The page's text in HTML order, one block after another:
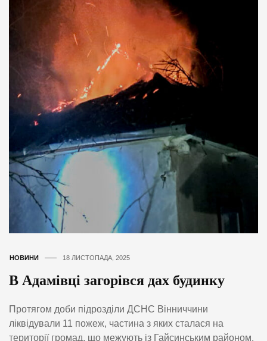
НОВИНИ 18 ЛИСТОПАДА, 2025
В Адамівці загорівся дах будинку
Протягом доби підрозділи ДСНС Вінниччини
ліквідували 11 пожеж, частина з яких сталася на
території громад, що межують із Гайсинським районом.